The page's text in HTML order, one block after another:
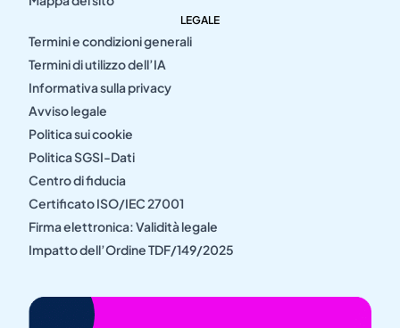
LEGALE
Termini e condizioni generali
Termini di utilizzo dell’IA
Informativa sulla privacy
Avviso legale
Politica sui cookie
Politica SGSI-Dati
Centro di fiducia
Certificato ISO/IEC 27001
Firma elettronica: Validità legale
Impatto dell’Ordine TDF/149/2025